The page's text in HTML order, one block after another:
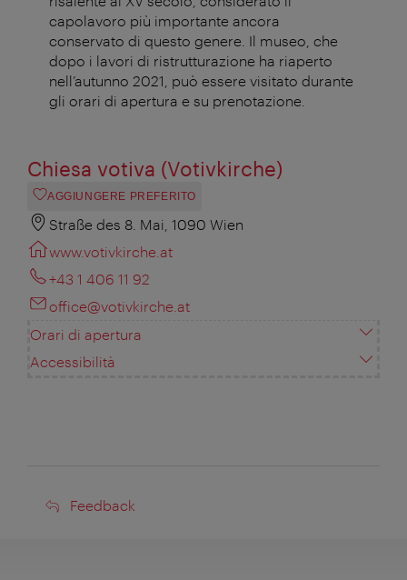
capolavoro più importante ancora
conservato di questo genere. Il museo, che
dopo i lavori di ristrutturazione ha riaperto
nell’autunno 2021, può essere visitato durante
gli orari di apertura e su prenotazione.
Chiesa votiva (Votivkirche)
AGGIUNGERE PREFERITO
Straße des 8. Mai, 1090 Wien
www.votivkirche.at
+43 1 406 11 92
office@votivkirche.at
Orari di apertura
Accessibilità
Feedback
Feedback